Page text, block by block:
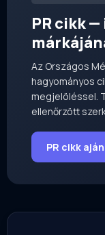
PR cikk
Az Országos
hagyományos
megjelöléssel.
ellenőrzött
PR cikk